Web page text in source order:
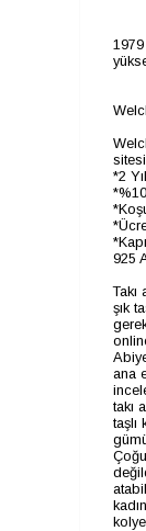
*2
925
şık
ana
takı
taşlı